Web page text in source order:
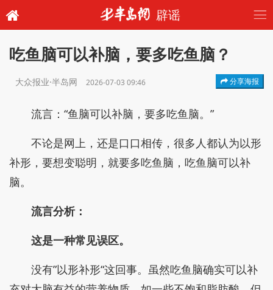
辟谣
吃鱼脑可以补脑，要多吃鱼脑？
大众报业·半岛网 2026-07-03 09:46 分享海报
流言：“鱼脑可以补脑，要多吃鱼脑。”
不论是网上，还是口口相传，很多人都认为以形
补形，要想变聪明，就要多吃鱼脑，吃鱼脑可以补
脑。
流言分析：
这是一种常见误区。
没有”以形补形“这回事。虽然吃鱼脑确实可以补